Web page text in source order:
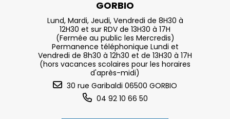
GORBIO
Lund, Mardi, Jeudi, Vendredi de 8H30 à
12H30 et sur RDV de 13H30 à 17H
(Fermée au public les Mercredis)
Permanence téléphonique Lundi et
Vendredi de 8h30 à 12h30 et de 13H30 à 17H
(hors vacances scolaires pour les horaires
d'après-midi)
30 rue Garibaldi 06500 GORBIO
04 92 10 66 50